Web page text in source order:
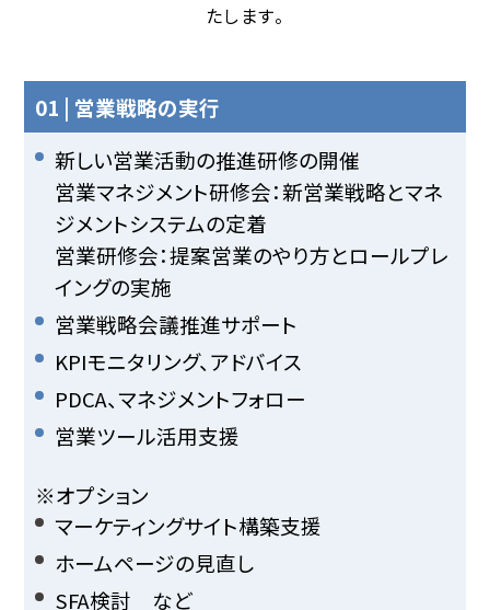
たします。
01 | 営業戦略の実行
新しい営業活動の推進研修の開催
営業マネジメント研修会：新営業戦略とマネ
ジメントシステムの定着
営業研修会：提案営業のやり方とロールプレ
イングの実施
営業戦略会議推進サポート
KPIモニタリング、アドバイス
PDCA、マネジメントフォロー
営業ツール活用支援
※オプション
マーケティングサイト構築支援
ホームページの見直し
SFA検討 など